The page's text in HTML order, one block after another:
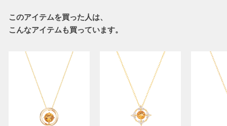
このアイテムを買った人は、
こんなアイテムも買っています。